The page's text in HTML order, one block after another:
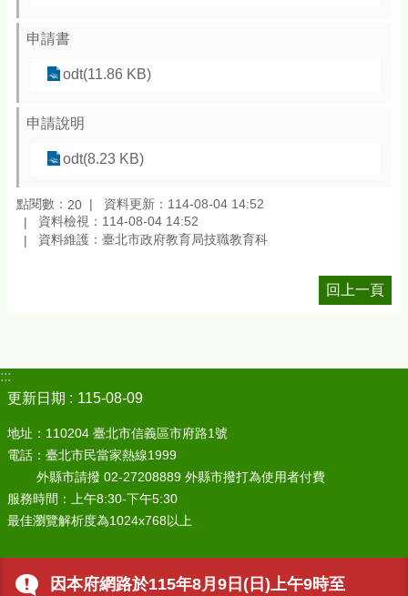
因本府網路於115年8月9日(日)上午9時至
申請書
odt(11.86 KB)
申請說明
odt(8.23 KB)
點閱數： 20
資料更新：114-08-04 14:52
資料檢視：114-08-04 14:52
資料維護：臺北市政府教育局技職教育科
回上一頁
:::
更新日期
115-08-09
地址：110204 臺北市信義區市府路1號
電話：臺北市民當家熱線1999
外縣市請撥 02-27208889 外縣市撥打為使用者付費
服務時間：上午8:30-下午5:30
最佳瀏覽解析度為1024x768以上